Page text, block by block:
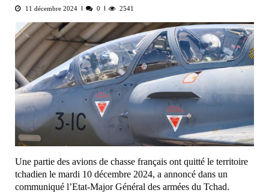
11 décembre 2024 0 2541
Une partie des avions de chasse français ont quitté le territoire
tchadien le mardi 10 décembre 2024, a annoncé dans un
communiqué l’Etat-Major Général des armées du Tchad.